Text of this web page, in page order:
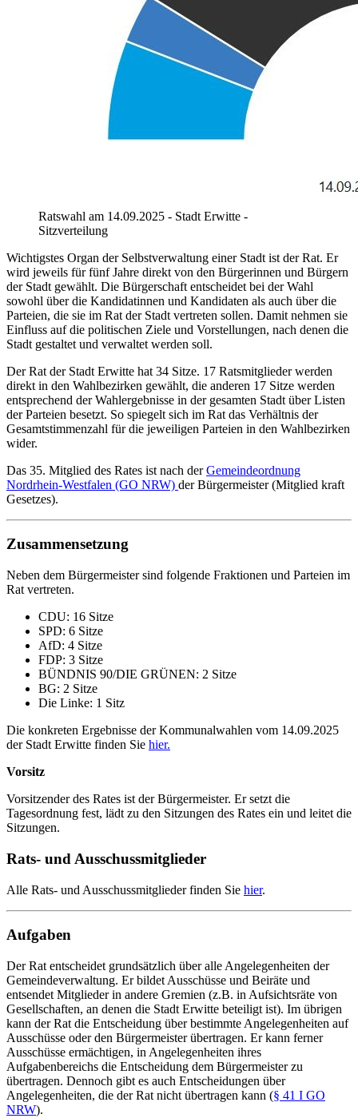
Ratswahl am 14.09.2025 - Stadt Erwitte -
Sitzverteilung
Wichtigstes Organ der Selbstverwaltung einer Stadt ist der Rat. Er
wird jeweils für fünf Jahre direkt von den Bürgerinnen und Bürgern
der Stadt gewählt. Die Bürgerschaft entscheidet bei der Wahl
sowohl über die Kandidatinnen und Kandidaten als auch über die
Parteien, die sie im Rat der Stadt vertreten sollen. Damit nehmen sie
Einfluss auf die politischen Ziele und Vorstellungen, nach denen die
Stadt gestaltet und verwaltet werden soll.
Der Rat der Stadt Erwitte hat 34 Sitze. 17 Ratsmitglieder werden
direkt in den Wahlbezirken gewählt, die anderen 17 Sitze werden
entsprechend der Wahlergebnisse in der gesamten Stadt über Listen
der Parteien besetzt. So spiegelt sich im Rat das Verhältnis der
Gesamtstimmenzahl für die jeweiligen Parteien in den Wahlbezirken
wider.
Das 35. Mitglied des Rates ist nach derGemeindeordnung
Nordrhein-Westfalen (GO NRW) der Bürgermeister (Mitglied kraft
Gesetzes).
Zusammensetzung
Neben dem Bürgermeister sind folgende Fraktionen und Parteien im
Rat vertreten.
CDU: 16 Sitze
SPD: 6 Sitze
AfD: 4 Sitze
FDP: 3 Sitze
BÜNDNIS 90/DIE GRÜNEN: 2 Sitze
BG: 2 Sitze
Die Linke: 1 Sitz
Die konkreten Ergebnisse der Kommunalwahlen vom 14.09.2025
der Stadt Erwitte finden Sie hier.
Vorsitz
Vorsitzender des Rates ist der Bürgermeister. Er setzt die
Tagesordnung fest, lädt zu den Sitzungen des Rates ein und leitet die
Sitzungen.
Rats- und Ausschussmitglieder
Alle Rats- und Ausschussmitglieder finden Sie hier.
Aufgaben
Der Rat entscheidet grundsätzlich über alle Angelegenheiten der
Gemeindeverwaltung. Er bildet Ausschüsse und Beiräte und
entsendet Mitglieder in andere Gremien (z.B. in Aufsichtsräte von
Gesellschaften, an denen die Stadt Erwitte beteiligt ist). Im übrigen
kann der Rat die Entscheidung über bestimmte Angelegenheiten auf
Ausschüsse oder den Bürgermeister übertragen. Er kann ferner
Ausschüsse ermächtigen, in Angelegenheiten ihres
Aufgabenbereichs die Entscheidung dem Bürgermeister zu
übertragen. Dennoch gibt es auch Entscheidungen über
Angelegenheiten, die der Rat nicht übertragen kann (§ 41 I GO
NRW).